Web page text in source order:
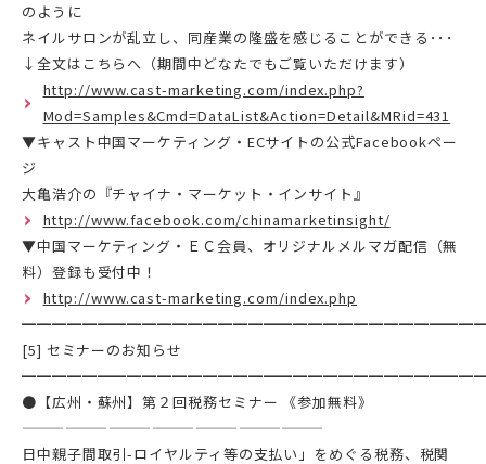
のように
ネイルサロンが乱立し、同産業の隆盛を感じることができる･･･
↓全文はこちらへ（期間中どなたでもご覧いただけます）
http://www.cast-marketing.com/index.php?
Mod=Samples&Cmd=DataList&Action=Detail&MRid=431
▼キャスト中国マーケティング・ECサイトの公式Facebookペー
ジ
大亀浩介の『チャイナ・マーケット・インサイト』
http://www.facebook.com/chinamarketinsight/
▼中国マーケティング・ＥＣ会員、オリジナルメルマガ配信（無
料）登録も受付中！
http://www.cast-marketing.com/index.php
[5] セミナーのお知らせ
●【広州・蘇州】第２回税務セミナー 《参加無料》
—————————————————————
日中親子間取引-ロイヤルティ等の支払い」をめぐる税務、税関